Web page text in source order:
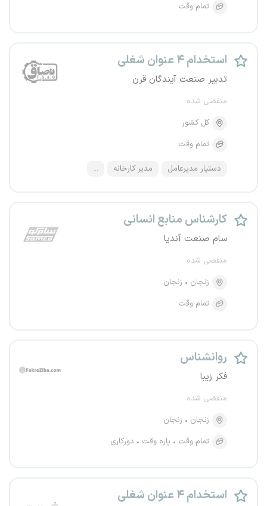
تمام وقت
استخدام ۴ عنوان شغلی
تدبیر صنعت آیندگان قرن
منقضی شده
کل کشور
تمام وقت
دستیار مدیرعامل مدیر کارخانه ...
کارشناس منابع انسانی
سام صنعت آندیا
منقضی شده
زنجان
زنجان
تمام وقت
روانشناس
فکر زیبا
منقضی شده
زنجان
زنجان
تمام وقت
پاره وقت دورکاری
استخدام ۴ عنوان شغلی